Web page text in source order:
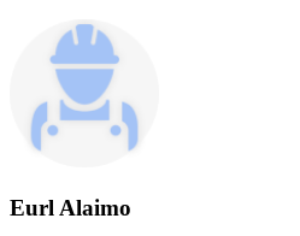
Eurl Alaimo